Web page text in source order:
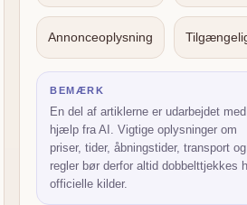
Annonceoplysning
BEMÆRK
En del af artiklerne er udarbejdet med
hjælp fra AI. Vigtige oplysninger om
priser, tider, åbningstider, transport og
regler bør derfor altid dobbelttjekkes
officielle kilder.